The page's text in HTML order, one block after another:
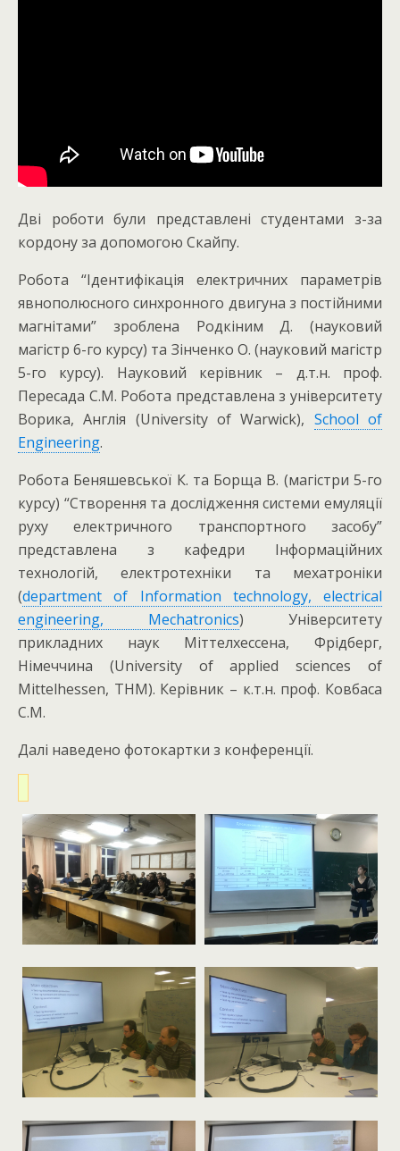
Дві роботи були представлені студентами з-за
кордону за допомогою Скайпу.
Робота “Ідентифікація електричних параметрів
явнополюсного синхронного двигуна з постійними
магнітами” зроблена Родкіним Д. (науковий
магістр 6-го курсу) та Зінченко О. (науковий магістр
5-го курсу). Науковий керівник – д.т.н. проф.
Пересада С.М. Робота представлена з університету
Ворика, Англія (University of Warwick), School of
Engineering.
Робота Беняшевської К. та Борща В. (магістри 5-го
курсу) “Створення та дослідження системи емуляції
руху електричного транспортного засобу”
представлена з кафедри Інформаційних
технологій, електротехніки та мехатроніки
(department of Information technology, electrical
engineering, Mechatronics) Університету
прикладних наук Міттелхессена, Фрідберг,
Німеччина (University of applied sciences of
Mittelhessen, THM). Керівник – к.т.н. проф. Ковбаса
С.М.
Далі наведено фотокартки з конференції.